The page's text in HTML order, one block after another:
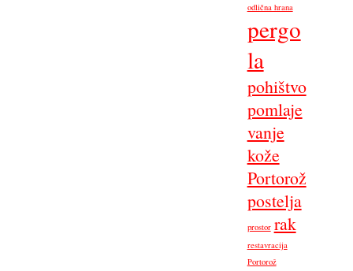
odlična hrana
pergo
la
pohištvo
pomlaje
vanje
kože
Portorož
postelja
prostor rak
restavracija
Portorož